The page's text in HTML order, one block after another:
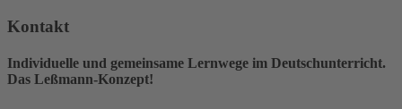
Kontakt
Individuelle und gemeinsame Lernwege im Deutschunterricht.
Das Leßmann-Konzept!